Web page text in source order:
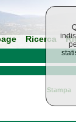
Ricerca
Stampa